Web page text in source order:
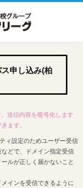
申し込み(柏
送信内容を暗号化します
ます。
ィ設定のためユーザー受信
どで、ドメイン指定受信
ルが正しく届かないこと
インを受信できるように